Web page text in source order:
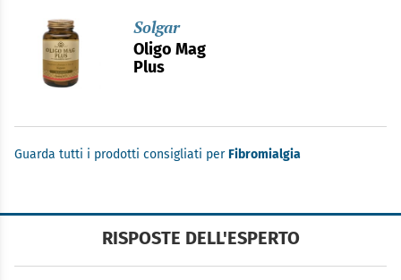
Solgar
Oligo Mag
Plus
Guarda tutti i prodotti consigliati perFibromialgia
RISPOSTE DELL'ESPERTO